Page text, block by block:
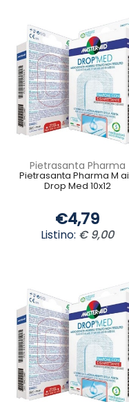
Pietrasanta Pharma
Pietrasanta Pharma M
Drop Med 10x12
€4,79
Listino: € 9,00